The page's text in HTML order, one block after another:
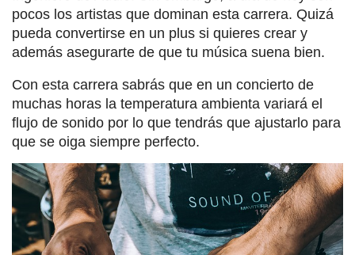
pocos los artistas que dominan esta carrera. Quizá
pueda convertirse en un plus si quieres crear y
además asegurarte de que tu música suena bien.
Con esta carrera sabrás que en un concierto de
muchas horas la temperatura ambienta variará el
flujo de sonido por lo que tendrás que ajustarlo para
que se oiga siempre perfecto.